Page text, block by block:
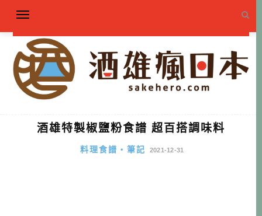
酒雄特製椒鹽粉食譜 超百搭調味料
料理食譜・筆記 2021-12-31